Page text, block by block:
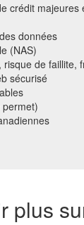
crédit majeures
données
(NAS)
de faillite,
sécurisé
plus